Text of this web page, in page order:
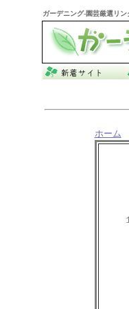
ガーデニング-園芸厳選リ
ホーム